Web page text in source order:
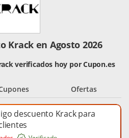
Krack en Agosto 2026
verificados hoy por Cupon.es
Ofertas
descuento Krack para